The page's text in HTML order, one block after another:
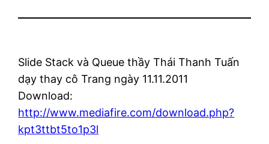
Slide Stack và Queue thầy Thái Thanh Tuấn
dạy thay cô Trang ngày 11.11.2011
Download:
http://www.mediafire.com/download.php?
kpt3ttbt5to1p3l